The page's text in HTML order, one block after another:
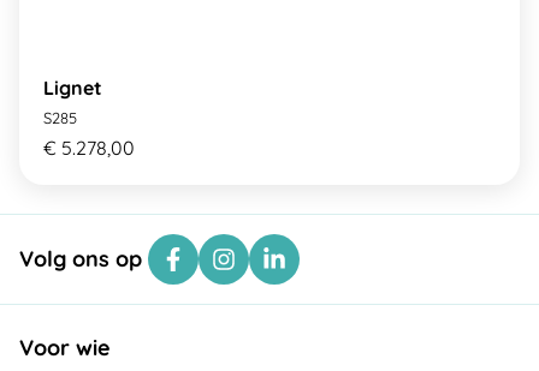
Lignet
S285
€ 5.278,00
Volg ons op
Voor wie